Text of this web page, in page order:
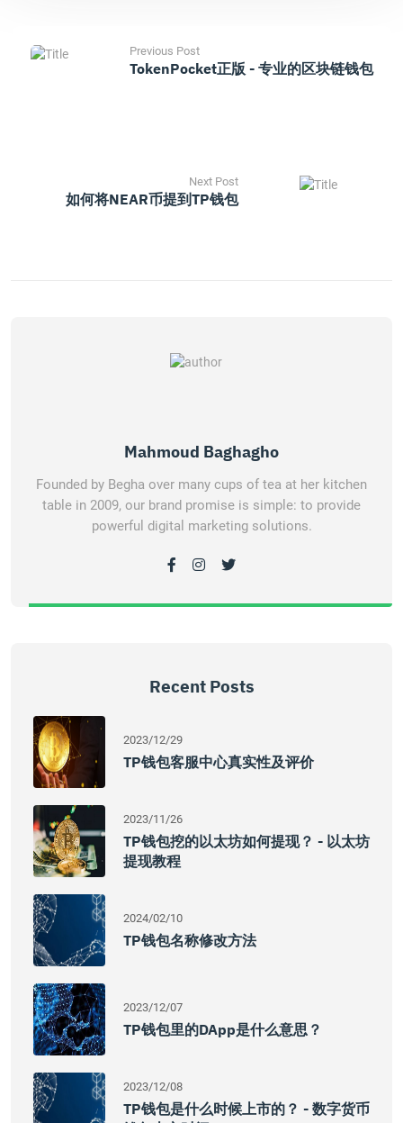
Previous Post
TokenPocket正版 - 专业的区块链钱包
Next Post
如何将NEAR币提到TP钱包
Mahmoud Baghagho
Founded by Begha over many cups of tea at her kitchen
table in 2009, our brand promise is simple: to provide
powerful digital marketing solutions.
Recent Posts
2023/12/29
TP钱包客服中心真实性及评价
2023/11/26
TP钱包挖的以太坊如何提现？ - 以太坊
提现教程
2024/02/10
TP钱包名称修改方法
2023/12/07
TP钱包里的DApp是什么意思？
2023/12/08
TP钱包是什么时候上市的？ - 数字货币